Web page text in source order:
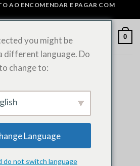
AO ENCOMENDAR E PAGAR COM
0
you might be
different language. Do
change to:
Language
do not switch language